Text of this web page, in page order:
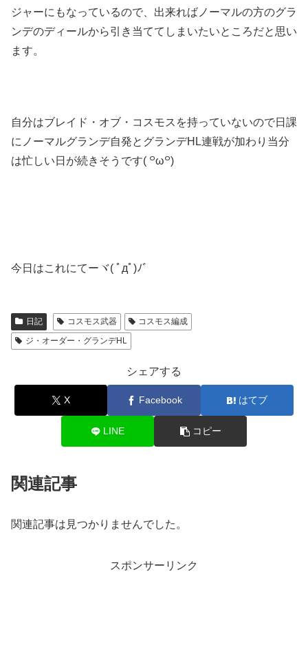
ジャーにもなっているので、出来ればノーマルの方のグラ
ンデのディールから引き当ててしまいたいところだと思い
ます。
自分はブレイド・オブ・コスモスを持っていないので日課
にノーマルグランデ自発とグランデHL連戦が加わり当分
は忙しい日が続きそうです( ꒪ω꒪)
今日はこれにてーヾ( ﾟдﾟ)ﾉ゛
日記 コスモス武器
コスモス編成
ジ・オーダー・グランデHL
シェアする
X Facebook はてブ
LINE コピー
関連記事
関連記事は見つかりませんでした。
スポンサーリンク